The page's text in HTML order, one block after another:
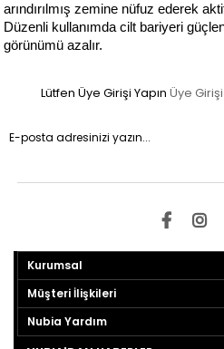
arındırılmış zemine nüfuz ederek
Düzenli kullanımda cilt bariyeri
görünümü azalır.
Lütfen Üye Girişi Yapın Üye Girişi
Kurumsal
Müşteri İlişkileri
Nubia Yardım